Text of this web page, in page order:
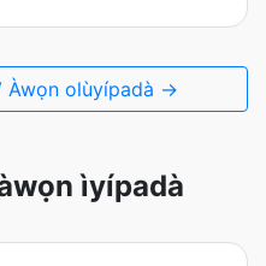
Àwọn olùyípadà →
ìyípadà